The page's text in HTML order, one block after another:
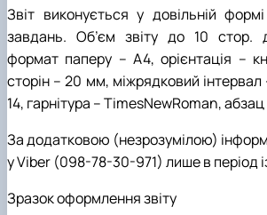
Звіт виконується у довільній
завдань. Об’єм звіту до 10 стор.
формат паперу – А4, орієнтація –
сторін – 20 мм, міжрядковий
14, гарнітура – TimesNewRoman,
За додатковою (незрозумілою)
уViber (098-78-30-971) лише в період
Зразок оформлення звіту